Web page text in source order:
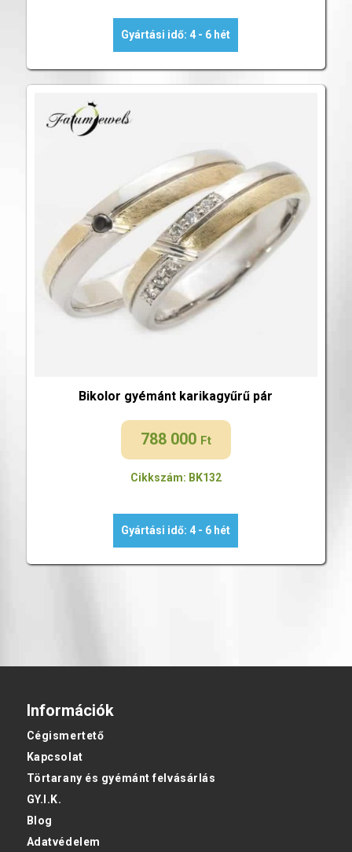
Gyártási idő: 4 - 6 hét
Bikolor gyémánt karikagyűrű pár
788 000 Ft
Cikkszám: BK132
Gyártási idő: 4 - 6 hét
Információk
Cégismertető
Kapcsolat
Törtarany és gyémánt felvásárlás
GY.I.K.
Blog
Adatvédelem